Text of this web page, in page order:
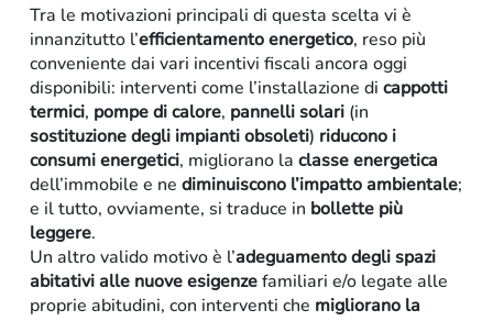
Tra le motivazioni principali di questa scelta vi è
innanzitutto l’efficientamento energetico, reso più
conveniente dai vari incentivi fiscali ancora oggi
disponibili: interventi come l’installazione di cappotti
termici, pompe di calore, pannelli solari (in
sostituzione degli impianti obsoleti) riducono i
consumi energetici, migliorano la classe energetica
dell’immobile e ne diminuiscono l’impatto ambientale;
e il tutto, ovviamente, si traduce in bollette più
leggere.
Un altro valido motivo è l’adeguamento degli spazi
abitativi alle nuove esigenzefamiliari e/o legate alle
proprie abitudini, con interventi che migliorano la